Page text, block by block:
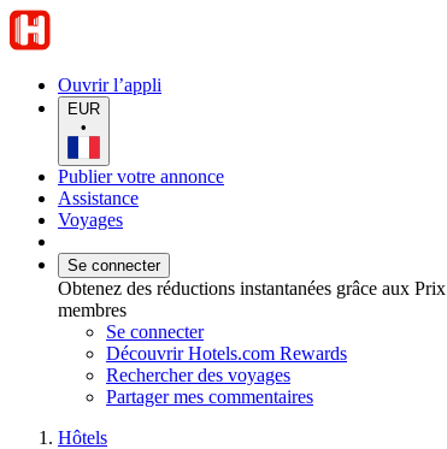
Ouvrir l’appli
EUR
•
Publier votre annonce
Assistance
Voyages
Se connecter
Obtenez des réductions instantanées grâce aux Prix
membres
Se connecter
Découvrir Hotels.com Rewards
Rechercher des voyages
Partager mes commentaires
Hôtels